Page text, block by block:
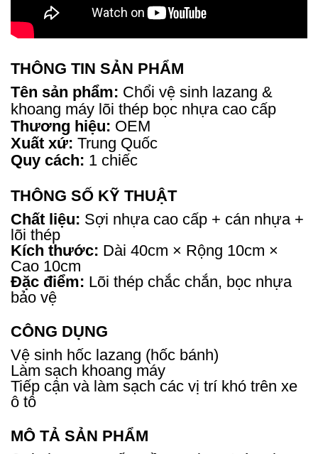
THÔNG TIN SẢN PHẨM
Tên sản phẩm: Chổi vệ sinh lazang &
khoang máy lõi thép bọc nhựa cao cấp
Thương hiệu: OEM
Xuất xứ: Trung Quốc
Quy cách: 1 chiếc
THÔNG SỐ KỸ THUẬT
Chất liệu: Sợi nhựa cao cấp + cán nhựa +
lõi thép
Kích thước: Dài 40cm × Rộng 10cm ×
Cao 10cm
Đặc điểm: Lõi thép chắc chắn, bọc nhựa
bảo vệ
CÔNG DỤNG
Vệ sinh hốc lazang (hốc bánh)
Làm sạch khoang máy
Tiếp cận và làm sạch các vị trí khó trên xe
ô tô
MÔ TẢ SẢN PHẨM